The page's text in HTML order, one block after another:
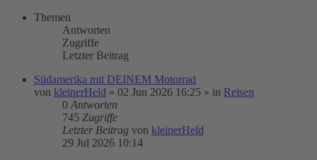
Themen
Antworten
Zugriffe
Letzter Beitrag
Südamerika mit DEINEM Motorrad
von kleinerHeld » 02 Jun 2026 16:25 » in Reisen
0 Antworten
745 Zugriffe
Letzter Beitrag von kleinerHeld
29 Jul 2026 10:14